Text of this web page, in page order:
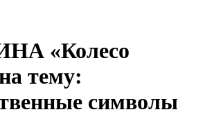
«Колесо
тему:
символы